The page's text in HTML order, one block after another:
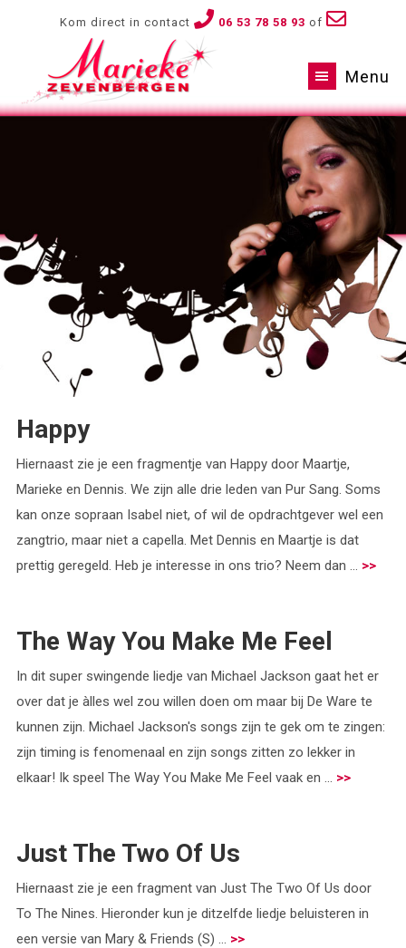
Kom direct in contact 06 53 78 58 93 of
Menu
Happy
Hiernaast zie je een fragmentje van Happy door Maartje,
Marieke en Dennis. We zijn alle drie leden van Pur Sang. Soms
kan onze sopraan Isabel niet, of wil de opdrachtgever wel een
zangtrio, maar niet a capella. Met Dennis en Maartje is dat
prettig geregeld. Heb je interesse in ons trio? Neem dan ... >>
The Way You Make Me Feel
In dit super swingende liedje van Michael Jackson gaat het er
over dat je àlles wel zou willen doen om maar bij De Ware te
kunnen zijn. Michael Jackson's songs zijn te gek om te zingen:
zijn timing is fenomenaal en zijn songs zitten zo lekker in
elkaar! Ik speel The Way You Make Me Feel vaak en ... >>
Just The Two Of Us
Hiernaast zie je een fragment van Just The Two Of Us door
To The Nines. Hieronder kun je ditzelfde liedje beluisteren in
een versie van Mary & Friends (S) ... >>